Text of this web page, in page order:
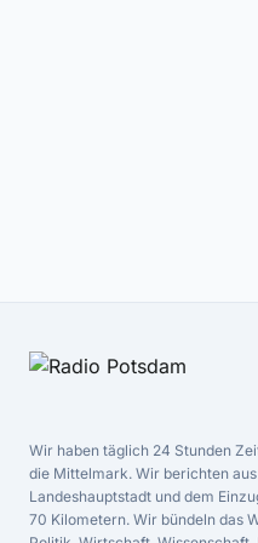
Wir haben täglich 24 Stunden
die Mittelmark. Wir berichten
Landeshauptstadt und dem
70 Kilometern. Wir bündeln das